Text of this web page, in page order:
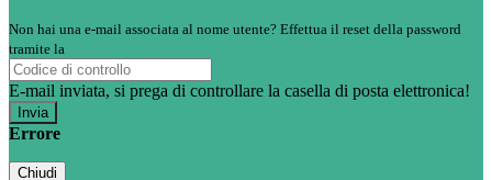
Non hai una e-mail associata al nome utente? Effettua il reset della password
tramite la
E-mail inviata, si prega di controllare la casella di posta elettronica!
Errore
Chiudi